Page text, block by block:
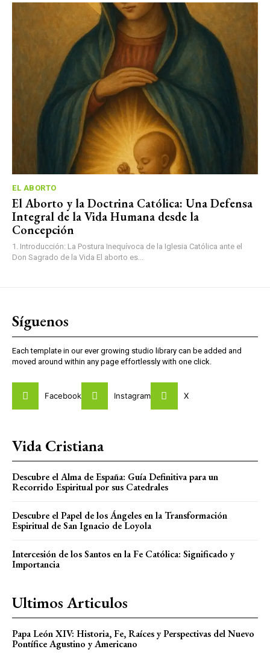
EL ABORTO
El Aborto y la Doctrina Católica: Una Defensa
Integral de la Vida Humana desde la
Concepción
1. Introducción: La Postura Inequívoca de la Iglesia Católica ante el
Don Sagrado de la Vida El aborto es...
Síguenos
Each template in our ever growing studio library can be added and
moved around within any page effortlessly with one click.
Facebook Instagram X
Vida Cristiana
Descubre el Alma de España: Guía Definitiva para un
Recorrido Espiritual por sus Catedrales
Descubre el Papel de los Ángeles en la Transformación
Espiritual de San Ignacio de Loyola
Intercesión de los Santos en la Fe Católica: Significado y
Importancia
Ultimos Articulos
Papa León XIV: Historia, Fe, Raíces y Perspectivas del Nuevo
Pontífice Agustino y Americano